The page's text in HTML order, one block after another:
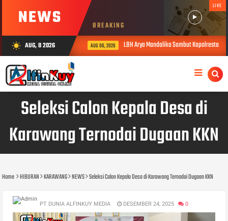
NEWS BREAKING
LIVE
wb_sunny AUG, 8 2026 AUG 06, 2026 LBH Arya Mandalika Sambut Kapolresta
Seleksi Calon Kepala Desa di
Karawang Ternodai Dugaan KKN
Home HIBURAN KARAWANG NEWS Seleksi Calon Kepala Desa di Karawang Ternodai Dugaan KKN
PT DUNIA ALFINKUY MEDIA DESEMBER 24, 2025 0